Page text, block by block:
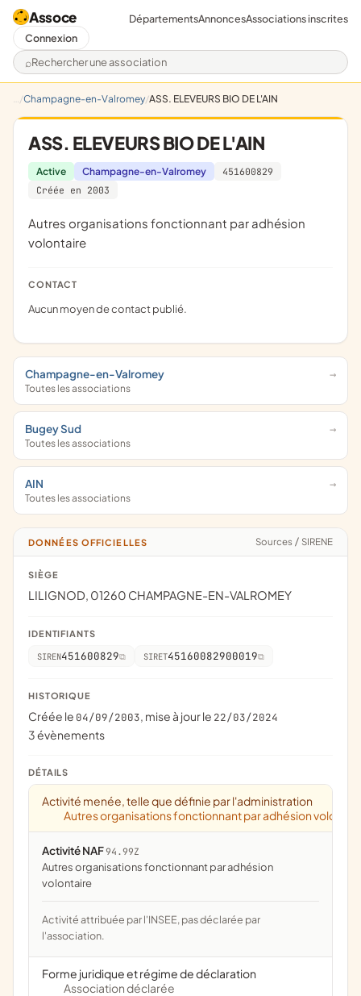
Assoce
Rechercher une association
DépartementsAnnoncesAssociations inscrites
Connexion
Champagne-en-Valromey ASS. ELEVEURS BIO DE L'AIN
ASS. ELEVEURS BIO DE L'AIN
Active Champagne-en-Valromey
451600829
Créée en 2003
Autres organisations fonctionnant par adhésion
volontaire
CONTACT
Aucun moyen de contact publié.
Champagne-en-Valromey
Toutes les associations
Bugey Sud
Toutes les associations
AIN
Toutes les associations
DONNÉES OFFICIELLES Sources / SIRENE
SIÈGE
LILIGNOD, 01260 CHAMPAGNE-EN-VALROMEY
IDENTIFIANTS
SIREN451600829 SIRET45160082900019
HISTORIQUE
Créée le 04/09/2003, mise à jour le 22/03/2024
3 évènements
DÉTAILS
Activité menée, telle que définie par l'administration
Autres organisations fonctionnant par adhésion
Activité NAF94.99Z
Autres organisations fonctionnant par adhésion
volontaire
Activité attribuée par l'INSEE, pas déclarée par
l'association.
Forme juridique et régime de déclaration
Association déclarée